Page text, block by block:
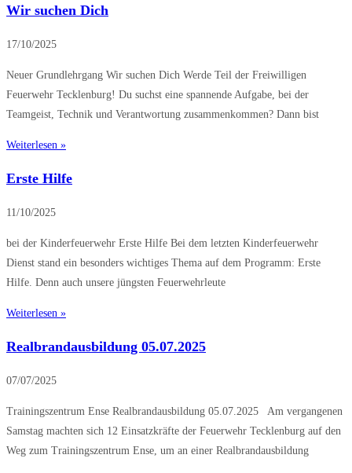
Wir suchen Dich
17/10/2025
Neuer Grundlehrgang Wir suchen Dich Werde Teil der Freiwilligen
Feuerwehr Tecklenburg! Du suchst eine spannende Aufgabe, bei der
Teamgeist, Technik und Verantwortung zusammenkommen? Dann bist
Weiterlesen »
Erste Hilfe
11/10/2025
bei der Kinderfeuerwehr Erste Hilfe Bei dem letzten Kinderfeuerwehr
Dienst stand ein besonders wichtiges Thema auf dem Programm: Erste
Hilfe. Denn auch unsere jüngsten Feuerwehrleute
Weiterlesen »
Realbrandausbildung 05.07.2025
07/07/2025
Trainingszentrum Ense Realbrandausbildung 05.07.2025 Am vergangenen
Samstag machten sich 12 Einsatzkräfte der Feuerwehr Tecklenburg auf den
Weg zum Trainingszentrum Ense, um an einer Realbrandausbildung